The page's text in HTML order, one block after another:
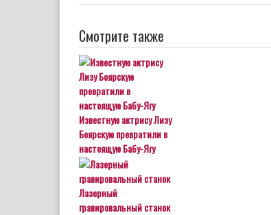
Смотрите также
Известную актрису Лизу
Боярскую превратили в
настоящую Бабу-Ягу
Лазерный
гравировальный станок